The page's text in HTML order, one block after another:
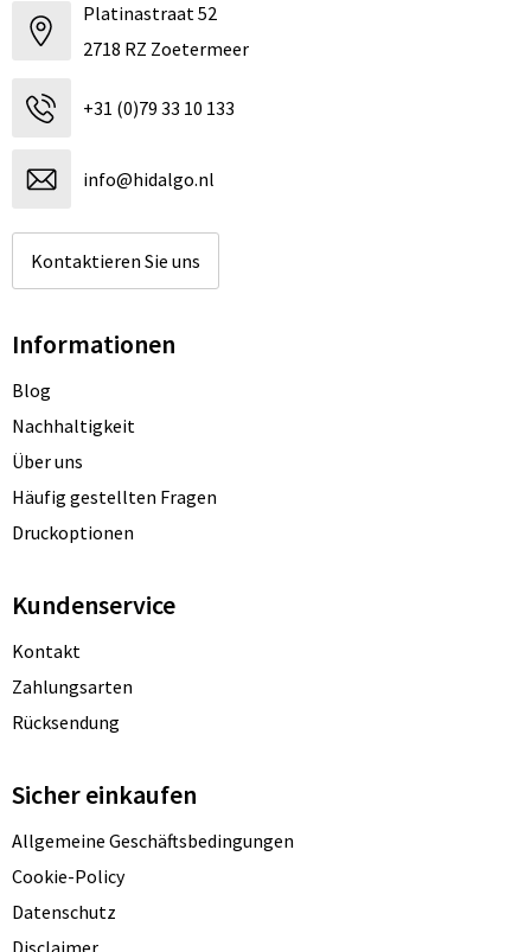
Platinastraat 52
2718 RZ Zoetermeer
+31 (0)79 33 10 133
info@hidalgo.nl
Kontaktieren Sie uns
Informationen
Blog
Nachhaltigkeit
Über uns
Häufig gestellten Fragen
Druckoptionen
Kundenservice
Kontakt
Zahlungsarten
Rücksendung
Sicher einkaufen
Allgemeine Geschäftsbedingungen
Cookie-Policy
Datenschutz